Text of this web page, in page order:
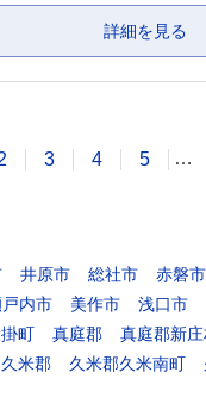
詳細を見る
3 4 5 …
井原市 総社市 赤磐市
内市 美作市 浅口市
町 真庭郡 真庭郡新
久米郡 久米郡久米南町